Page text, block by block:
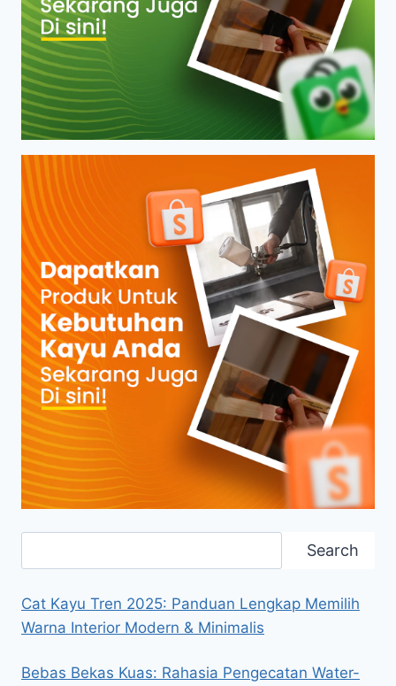
Search
Cat Kayu Tren 2025: Panduan Lengkap Memilih
Warna Interior Modern & Minimalis
Bebas Bekas Kuas: Rahasia Pengecatan Water-